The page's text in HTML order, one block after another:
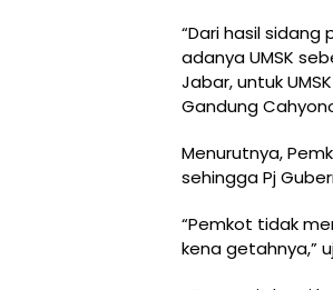
“Dari hasil
adanya UMSK
Jabar, untuk
Gandung
Menurutnya,
sehingga Pj
“Pemkot tidak
kena getahnya,”